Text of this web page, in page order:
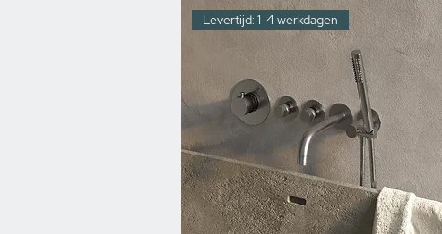
Levertijd: 1-4 werkdagen